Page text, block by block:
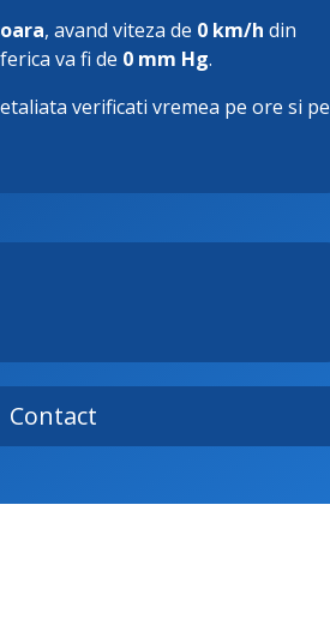
, avand viteza de 0 km/h din
va fi de 0 mm Hg.
verificati vremea pe ore si pe
Contact